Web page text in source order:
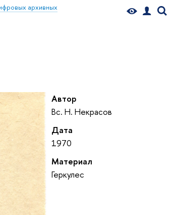
архивных
Автор
Вс. Н. Некрасов
Дата
1970
Материал
Геркулес